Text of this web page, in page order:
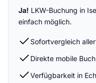
Ja! LKW-Buchung in
einfach möglich.
Sofortvergleich
Direkte mobile
Verfügbarkeit in